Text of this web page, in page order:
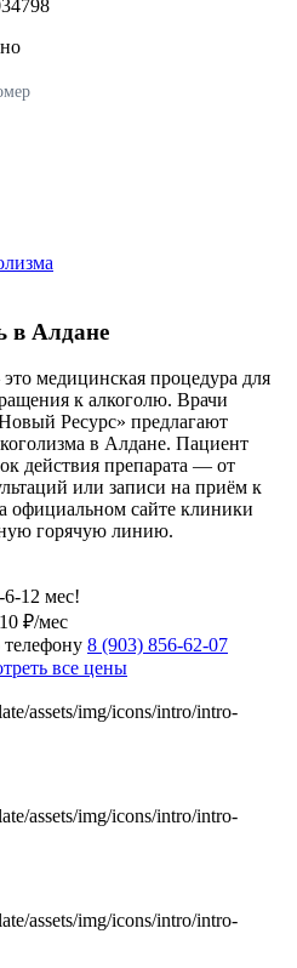
в Алдане
медицинская процедура для
к алкоголю. Врачи
Ресурс» предлагают
в Алдане. Пациент
действия препарата — от
или записи на приём к
официальном сайте клиники
горячую линию.
12 мес!
₽/мес
8 (903) 856-62-07
все цены